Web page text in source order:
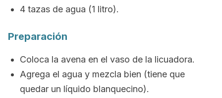
4 tazas de agua (1 litro).
Preparación
Coloca la avena en el vaso de la licuadora.
Agrega el agua y mezcla bien (tiene que
quedar un líquido blanquecino).